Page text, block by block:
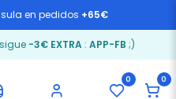
en pedidos +65€
-3€ EXTRA: APP-FB ;)
0 0